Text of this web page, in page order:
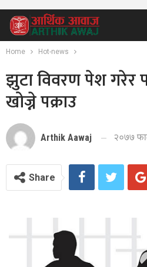
Home Hot-news
झुटा विवरण पेश गरेर
खोज्ने पक्राउ
Arthik Aawaj २०७७
Share